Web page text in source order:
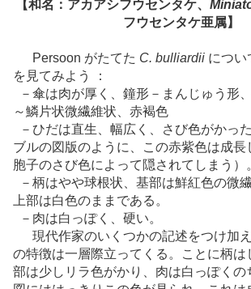
【和名：アカアシフウセンタケ、
フウセンタケ亜属】
Persoon がたてた C. bulliardii につい
を見てみよう ：
－傘は肉が厚く、鐘形－まんじゅう形
～鱗片状微繊維状、赤褐色
－ひだは直生、幅広く、さび色がかっ
ブルの図版のように、この赤紫色は成長
胞子のさび色によって隠されてしまう）
－柄はやや球根状、基部は鮮紅色の微
上部は白色のままである。
－肉は白っぽく、硬い。
現代作家のいくつかの記述をつけ加
の特徴は一層際立ってくる。ことに柄は
部は少しリラ色がかり、肉は白っぽくの